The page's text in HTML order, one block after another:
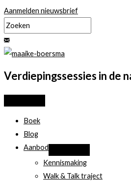
Ga
naar
de
inhoud
Aanmelden nieuwsbrief
Verdiepingssessies in de
Boek
Blog
Aanbod
Kennismaking
Walk & Talk traject